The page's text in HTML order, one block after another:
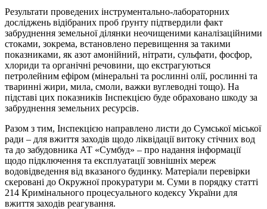
Результати проведених інструментально-лабораторних
досліджень відібраних проб ґрунту підтвердили факт
забруднення земельної ділянки неочищеними каналізаційними
стоками, зокрема, встановлено перевищення за такими
показниками, як азот амонійний, нітрати, сульфати, фосфор,
хлориди та органічні речовини, що екстрагуються
петролейним ефіром (мінеральні та рослинні олії, рослинні та
тваринні жири, мила, смоли, важки вуглеводні тощо). На
підставі цих показників Інспекцією буде обраховано шкоду за
забруднення земельних ресурсів.
Разом з тим, Інспекцією направлено листи до Сумської міської
ради – для вжиття заходів щодо ліквідації витоку стічних вод
та до забудовника АТ «Сумбуд» – про надання інформації
щодо підключення та експлуатації зовнішніх мереж
водовідведення від вказаного будинку. Матеріали перевірки
скеровані до Окружної прокуратури м. Суми в порядку статті
214 Кримінального процесуального кодексу України для
вжиття заходів реагування.